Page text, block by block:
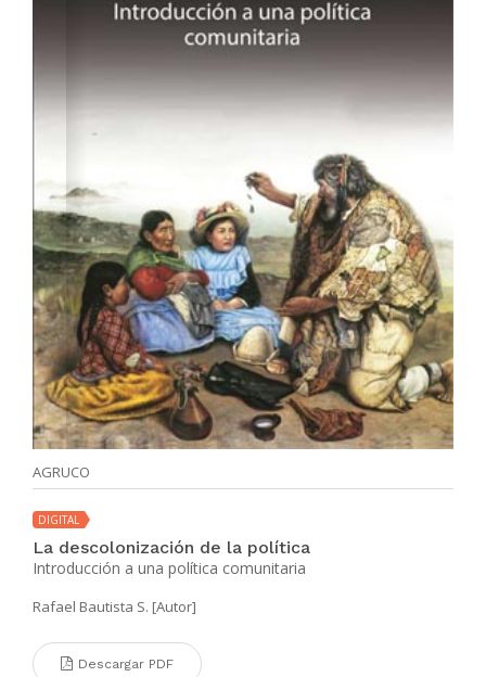
AGRUCO
DIGITAL
La descolonización de la política
Introducción a una política comunitaria
Rafael Bautista S. [Autor]
Descargar PDF